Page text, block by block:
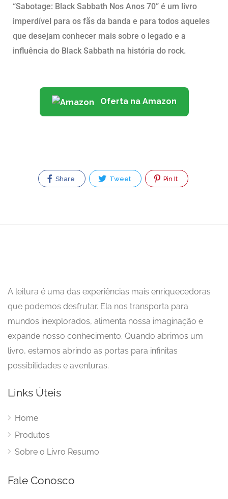
“Sabotage: Black Sabbath Nos Anos 70” é um livro
imperdível para os fãs da banda e para todos aqueles
que desejam conhecer mais sobre o legado e a
influência do Black Sabbath na história do rock.
Oferta na Amazon
Share Tweet Pin It
A leitura é uma das experiências mais enriquecedoras
que podemos desfrutar. Ela nos transporta para
mundos inexplorados, alimenta nossa imaginação e
expande nosso conhecimento. Quando abrimos um
livro, estamos abrindo as portas para infinitas
possibilidades e aventuras.
Links Úteis
Home
Produtos
Sobre o Livro Resumo
Fale Conosco